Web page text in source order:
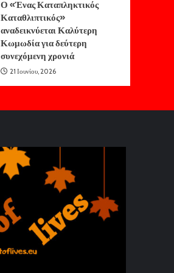
Ο «Ένας Καταπληκτικός
Καταθλιπτικός»
αναδεικνύεται Καλύτερη
Κωμωδία για δεύτερη
συνεχόμενη χρονιά
21 Ιουνίου, 2026